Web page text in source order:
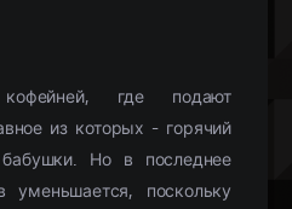
где подают
из которых - горячий
Но в последнее
уменьшается, поскольку